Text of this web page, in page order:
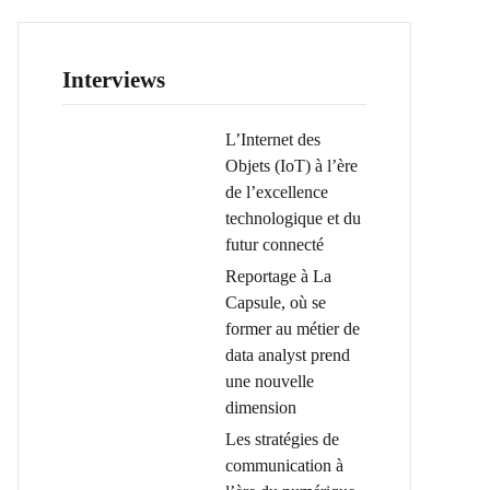
Interviews
L’Internet des
Objets (IoT) à l’ère
de l’excellence
technologique et du
futur connecté
Reportage à La
Capsule, où se
former au métier de
data analyst prend
une nouvelle
dimension
Les stratégies de
communication à